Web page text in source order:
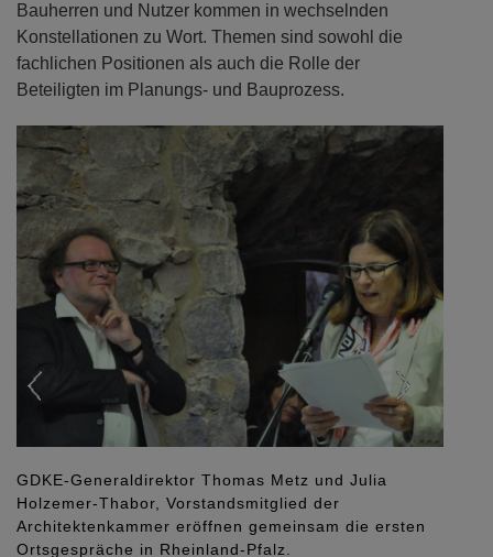
Bauherren und Nutzer kommen in wechselnden
Konstellationen zu Wort. Themen sind sowohl die
fachlichen Positionen als auch die Rolle der
Beteiligten im Planungs- und Bauprozess.
GDKE-Generaldirektor Thomas Metz und Julia
Holzemer-Thabor, Vorstandsmitglied der
Architektenkammer eröffnen gemeinsam die ersten
Ortsgespräche in Rheinland-Pfalz.
Previous